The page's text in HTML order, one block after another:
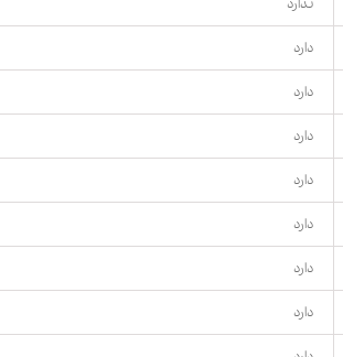
ندارد
دارد
دارد
دارد
دارد
دارد
دارد
دارد